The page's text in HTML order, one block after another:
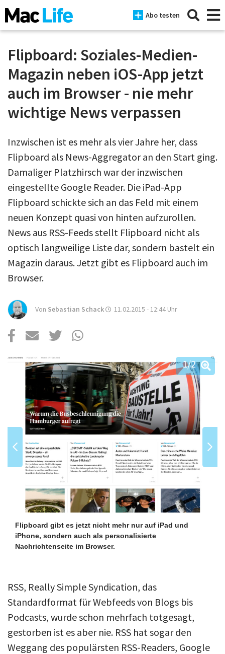
Abo testen
News
iPhone
iPad
Tests
Tipps
Magazine
Über uns
Podcast
Mac Life+
Anmelden
Flipboard: Soziales-Medien-
Magazin neben iOS-App jetzt
auch im Browser - nie mehr
wichtige News verpassen
Inzwischen ist es mehr als vier Jahre her, dass
Flipboard als News-Aggregator an den Start ging.
Damaliger Platzhirsch war der inzwischen
eingestellte Google Reader. Die iPad-App
Flipboard schickte sich an das Feld mit einem
neuen Konzept quasi von hinten aufzurollen.
News aus RSS-Feeds stellt Flipboard nicht als
optisch langweilige Liste dar, sondern bastelt ein
Magazin daraus. Jetzt gibt es Flipboard auch im
Browser.
Von Sebastian Schack 11.02.2015 - 12:44 Uhr
Flipboard gibt es jetzt nicht mehr nur auf iPad und
iPhone, sondern auch als personalisierte
Nachrichtenseite im Browser.
1/2
RSS, Really Simple Syndication, das
Standardformat für Webfeeds von Blogs bis
Podcasts, wurde schon mehrfach totgesagt,
gestorben ist es aber nie. RSS hat sogar den
Weggang des populärsten RSS-Readers, Google